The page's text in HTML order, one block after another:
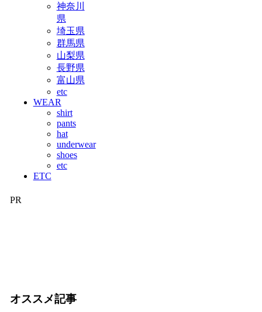
神奈川
県
埼玉県
群馬県
山梨県
長野県
富山県
etc
WEAR
shirt
pants
hat
underwear
shoes
etc
ETC
PR
オススメ記事